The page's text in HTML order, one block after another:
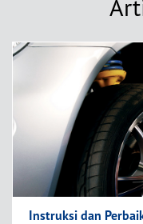
Instruksi dan